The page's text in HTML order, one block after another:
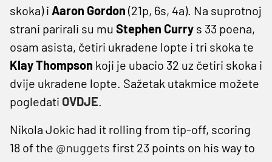
skoka) i Aaron Gordon (21p, 6s, 4a). Na suprotnoj
strani parirali su mu Stephen Curry s 33 poena,
osam asista, četiri ukradene lopte i tri skoka te
Klay Thompson koji je ubacio 32 uz četiri skoka i
dvije ukradene lopte. Sažetak utakmice možete
pogledati OVDJE.
Nikola Jokic had it rolling from tip-off, scoring
18 of the @nuggets first 23 points on his way to